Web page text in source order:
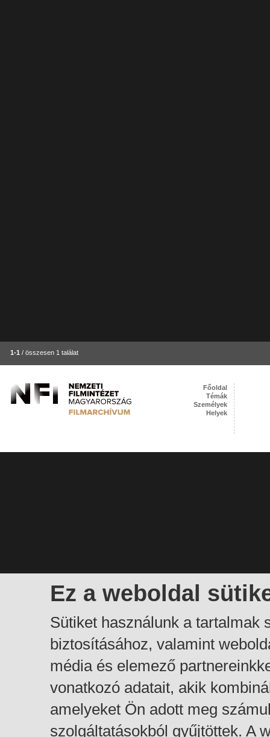
1-1 / összesen 1 találat
Ez a weboldal
Sütiket használunk a tartalmak
biztosításához, valamint
média és elemező
vonatkozó adatait, akik
amelyeket Ön adott meg
szolgáltatásokból gyűjtöttek. A
Főoldal
Témák
Személyek
Helyek